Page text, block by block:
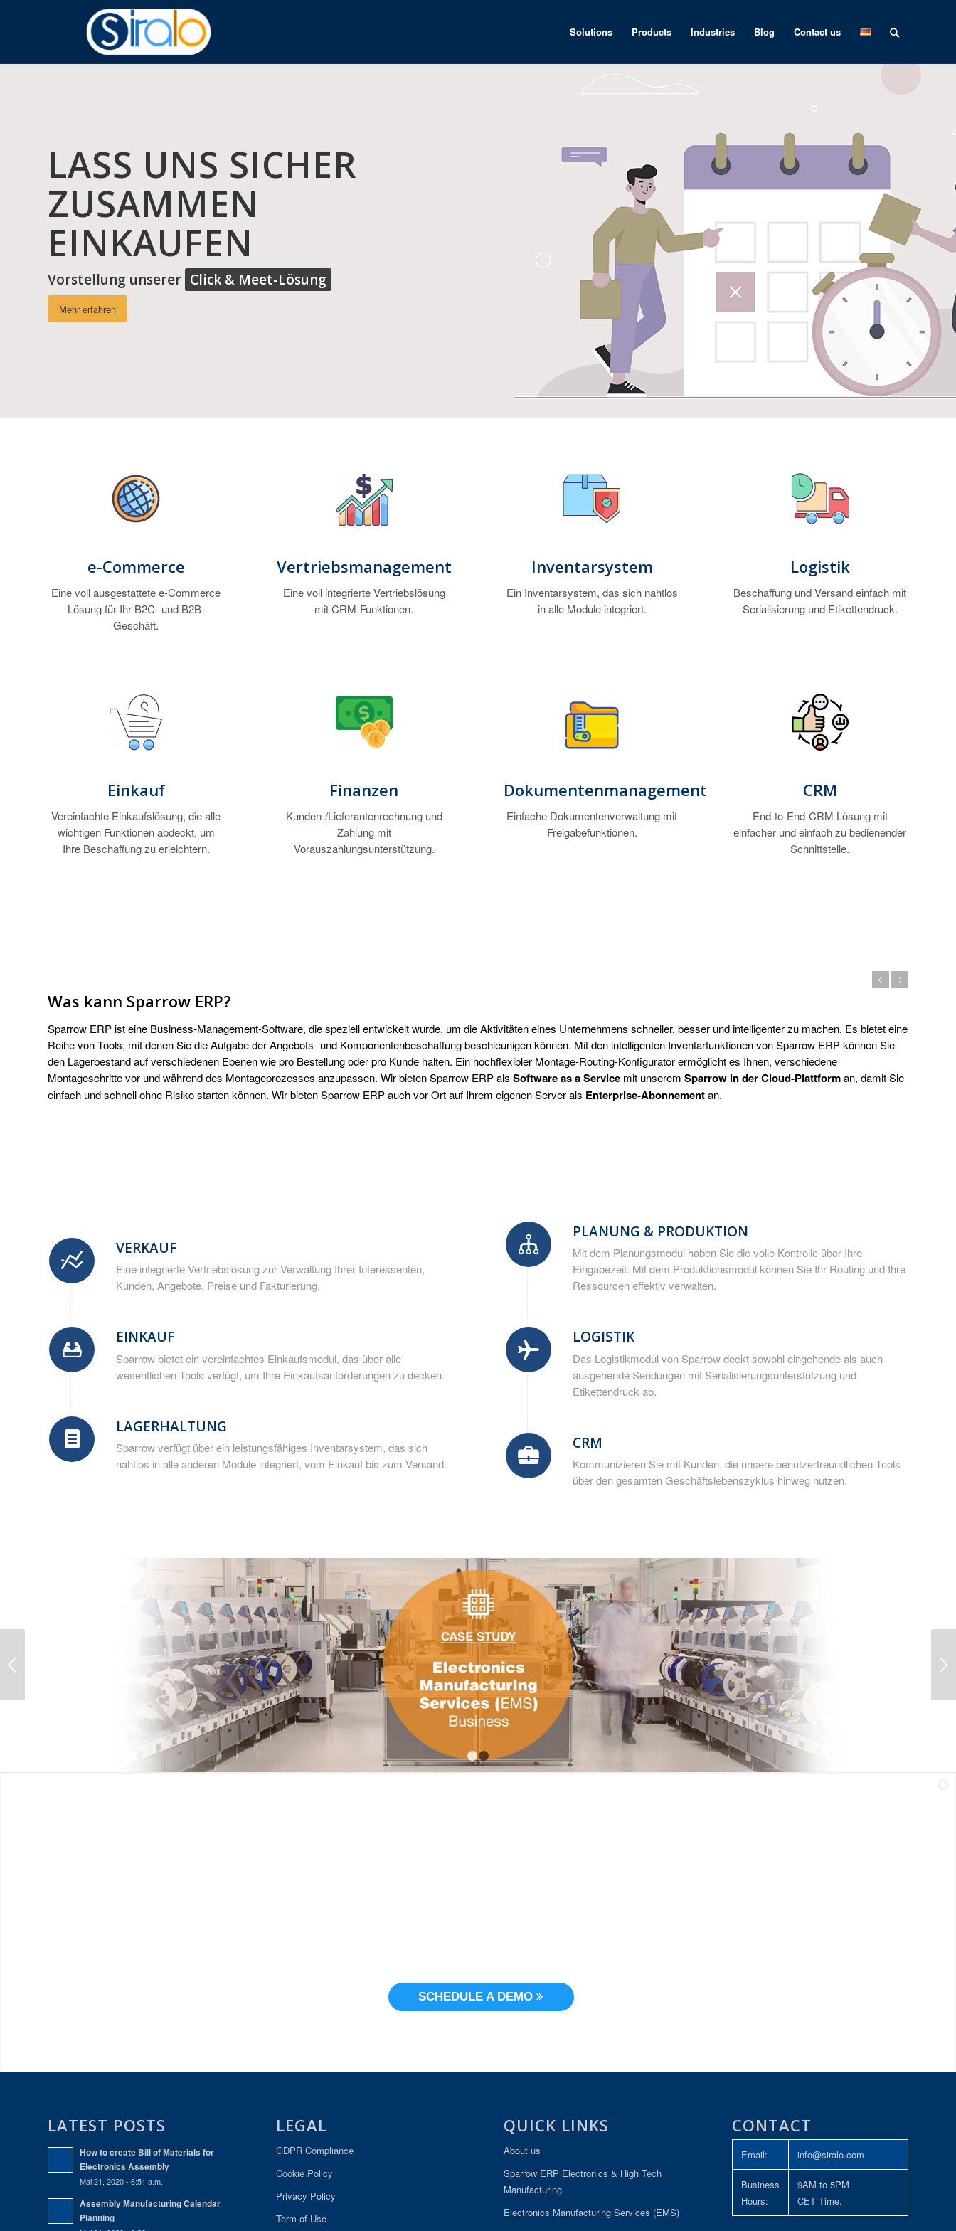
Solutions Products Industries Blog Contact us
LASS UNS SICHER
ZUSAMMEN
EINKAUFEN
Vorstellung unserer Click & Meet-Lösung
Mehr erfahren
e-Commerce
Eine voll ausgestattete e-Commerce
Lösung für Ihr B2C- und B2B-
Geschäft.
Vertriebsmanagement
Eine voll integrierte Vertriebslösung
mit CRM-Funktionen.
Inventarsystem
Ein Inventarsystem, das sich nahtlos
in alle Module integriert.
Logistik
Beschaffung und Versand einfach mit
Serialisierung und Etikettendruck.
Einkauf
Vereinfachte Einkaufslösung, die alle
wichtigen Funktionen abdeckt, um
Ihre Beschaffung zu erleichtern.
Finanzen
Kunden-/Lieferantenrechnung und
Zahlung mit
Vorauszahlungsunterstützung.
Dokumentenmanagement
Einfache Dokumentenverwaltung mit
Freigabefunktionen.
CRM
End-to-End-CRM Lösung mit
einfacher und einfach zu bedienender
Schnittstelle.
Was kann Sparrow ERP?
Sparrow ERP ist eine Business-Management-Software, die speziell entwickelt wurde, um die Aktivitäten eines Unternehmens schneller, besser und intelligenter zu machen. Es bietet eine
Reihe von Tools, mit denen Sie die Aufgabe der Angebots- und Komponentenbeschaffung beschleunigen können. Mit den intelligenten Inventarfunktionen von Sparrow ERP können Sie
den Lagerbestand auf verschiedenen Ebenen wie pro Bestellung oder pro Kunde halten. Ein hochflexibler Montage-Routing-Konfigurator ermöglicht es Ihnen, verschiedene
Montageschritte vor und während des Montageprozesses anzupassen. Wir bieten Sparrow ERP als Software as a Service mit unserem Sparrow in der Cloud-Plattforman, damit Sie
einfach und schnell ohne Risiko starten können. Wir bieten Sparrow ERP auch vor Ort auf Ihrem eigenen Server als Enterprise-Abonnementan.
VERKAUF
Eine integrierte Vertriebslösung zur Verwaltung Ihrer Interessenten,
Kunden, Angebote, Preise und Fakturierung.
EINKAUF
Sparrow bietet ein vereinfachtes Einkaufsmodul, das über alle
wesentlichen Tools verfügt, um Ihre Einkaufsanforderungen zu decken.
LAGERHALTUNG
Sparrow verfügt über ein leistungsfähiges Inventarsystem, das sich
nahtlos in alle anderen Module integriert, vom Einkauf bis zum Versand.
PLANUNG & PRODUKTION
Mit dem Planungsmodul haben Sie die volle Kontrolle über Ihre
Eingabezeit. Mit dem Produktionsmodul können Sie Ihr Routing und Ihre
Ressourcen effektiv verwalten.
LOGISTIK
Das Logistikmodul von Sparrow deckt sowohl eingehende als auch
ausgehende Sendungen mit Serialisierungsunterstützung und
Etikettendruck ab.
CRM
Kommunizieren Sie mit Kunden, die unsere benutzerfreundlichen Tools
über den gesamten Geschäftslebenszyklus hinweg nutzen.
1 2
SCHEDULE A DEMO
LATEST POSTS
How to create Bill of Materials for
Electronics Assembly
Mai 21, 2020 - 6:51 a.m.
Assembly Manufacturing Calendar
Planning
LEGAL
GDPR Compliance
Cookie Policy
Privacy Policy
Term of Use
QUICK LINKS
About us
Sparrow ERP Electronics & High Tech
Manufacturing
Electronics Manufacturing Services (EMS)
CONTACT
Email: info@siralo.com
Business
Hours:
9AM to 5PM
CET Time.